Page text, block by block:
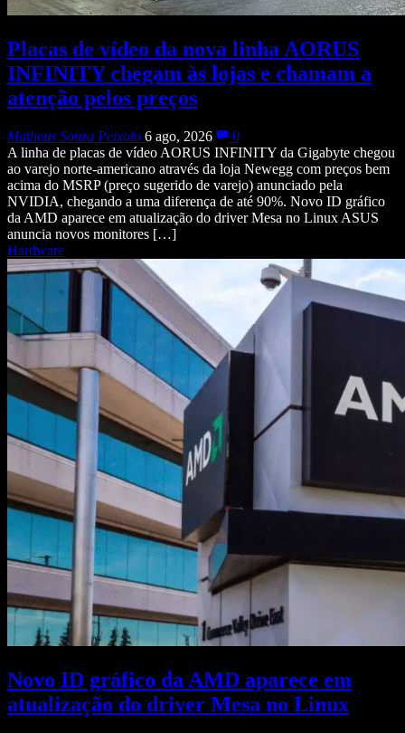
Placas de vídeo da nova linha AORUS
INFINITY chegam às lojas e chamam a
atenção pelos preços
Matheus Souza Peixoto 6 ago, 2026
0
A linha de placas de vídeo AORUS INFINITY da Gigabyte chegou
ao varejo norte-americano através da loja Newegg com preços bem
acima do MSRP (preço sugerido de varejo) anunciado pela
NVIDIA, chegando a uma diferença de até 90%. Novo ID gráfico
da AMD aparece em atualização do driver Mesa no Linux ASUS
anuncia novos monitores […]
Hardware
Novo ID gráfico da AMD aparece em
atualização do driver Mesa no Linux